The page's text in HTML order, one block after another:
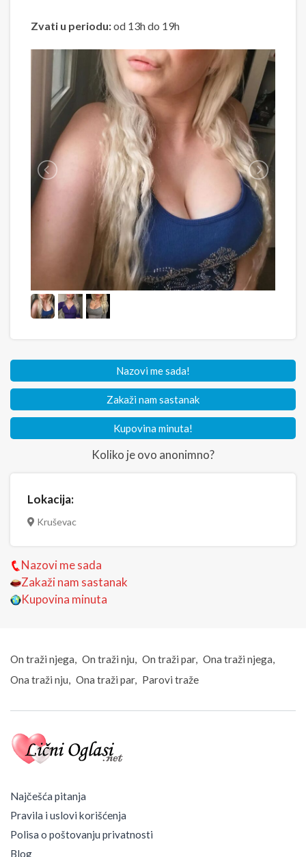
Zvati u periodu:od 13h do 19h
Nazovi me sada!
Zakaži nam sastanak
Kupovina minuta!
Koliko je ovo anonimno?
Lokacija:
Kruševac
Nazovi me sada
Zakaži nam sastanak
Kupovina minuta
On traži njega On traži nju On traži par
Ona traži njega
Ona traži nju
Ona traži par Parovi traže
Najčešća pitanja
Pravila i uslovi korišćenja
Polisa o poštovanju privatnosti
Blog